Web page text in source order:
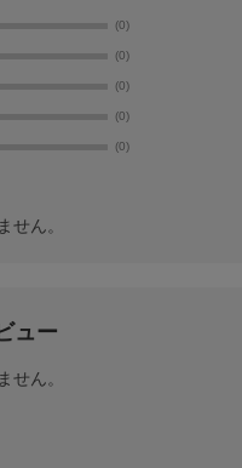
(0)
(0)
(0)
(0)
(0)
せん。
ュー
せん。